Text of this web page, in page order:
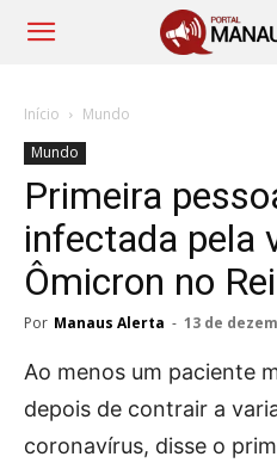
Início
Mundo
Mundo
Primeira
infectada pela
Ômicron no
Por Manaus Alerta - 13 de
Ao menos um paciente
depois de contrair a
coronavírus, disse o